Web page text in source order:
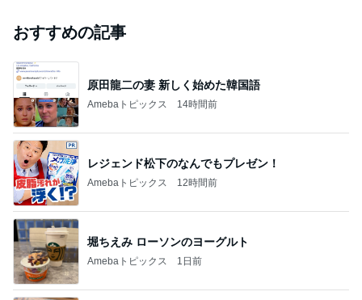
おすすめの記事
原田龍二の妻 新しく始めた韓国語
Amebaトピックス 14時間前
レジェンド松下のなんでもプレゼン！
Amebaトピックス 12時間前
堀ちえみ ローソンのヨーグルト
Amebaトピックス 1日前